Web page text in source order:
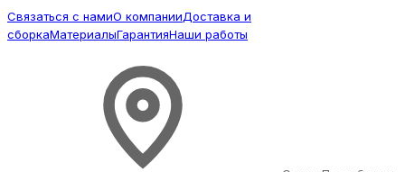
Связаться с намиО компанииДоставка и
сборкаМатериалыГарантияНаши работы